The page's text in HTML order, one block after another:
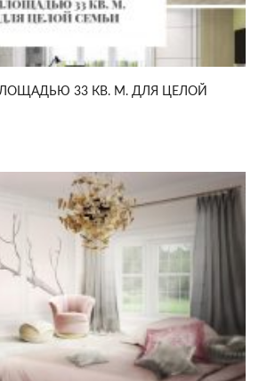
33 КВ. М. ДЛЯ ЦЕЛОЙ